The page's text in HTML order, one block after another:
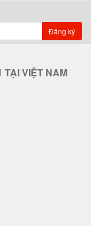
Đăng ký
TẠI VIỆT NAM